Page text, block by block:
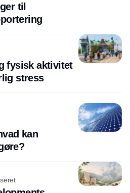
til
fysisk aktivitet
stress
kan